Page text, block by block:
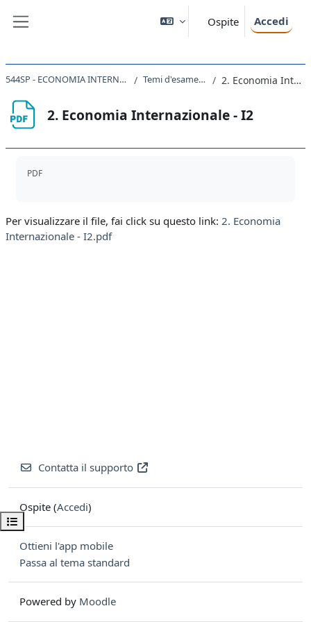
Ospite Accedi
Apri indice del corso
544SP - ECONOMIA INTERNAZIONALE 2023 - 2024 Temi d'esame AA 2020-2021 2. Economia Internazionale - I2
2. Economia Internazionale - I2
PDF
Per visualizzare il file, fai click su questo link: 2. Economia
Internazionale - I2.pdf
Contatta il supporto
Ospite (Accedi)
Ottieni l'app mobile
Passa al tema standard
Powered by Moodle